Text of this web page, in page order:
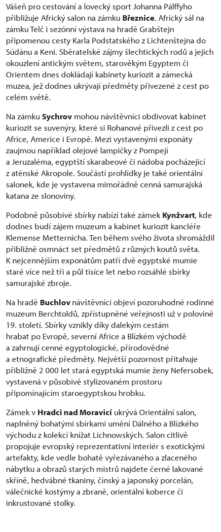
Vášeň pro cestování a lovecký sport Johanna Pálffyho
přibližuje Africký salon na zámku Březnice. Africký sál na
zámku Telč i sezónní výstava na hradě Grabštejn
připomenou cesty Karla Podstatského z Lichtenštejna do
Súdánu a Keni. Sběratelské zájmy šlechtických rodů a jejich
okouzlení antickým světem, starověkým Egyptem či
Orientem dnes dokládají kabinety kuriozit a zámecká
muzea, jež dodnes ukrývají předměty přivezené z cest po
celém světě.
Na zámkuSychrov mohou návštěvníci obdivovat kabinet
kuriozit se suvenýry, které si Rohanové přivezli z cest po
Africe, Americe i Evropě. Mezi vystavenými exponáty
zaujmou například olejové lampičky z Pompejí
a Jeruzaléma, egyptští skarabeové či nádoba pocházející
z aténské Akropole. Součástí prohlídky je také orientální
salonek, kde je vystavena mimořádně cenná samurajská
katana ze slonoviny.
Podobně působivé sbírky nabízí také zámek Kynžvart, kde
dodnes budí zájem muzeum a kabinet kuriozit kancléře
Klemense Metternicha. Ten během svého života shromáždil
přibližně osmnáct set předmětů z různých koutů světa.
K nejcennějším exponátům patří dvě egyptské mumie
staré více než tři a půl tisíce let nebo rozsáhlé sbírky
samurajské zbroje.
Na hradě Buchlovnávštěvníci objeví pozoruhodné rodinné
muzeum Berchtoldů, zpřístupněné veřejnosti už v polovině
19. století. Sbírky vznikly díky dalekým cestám
hrabat po Evropě, severní Africe a Blízkém východě
a zahrnují cenné egyptologické, přírodovědné
a etnografické předměty. Největší pozornost přitahuje
přibližně 2 000 let stará egyptská mumie ženy Nefersobek,
vystavená v působivě stylizovaném prostoru
připomínajícím staroegyptskou hrobku.
Zámek v Hradci nad Moravicí ukrývá Orientální salon,
naplněný bohatými sbírkami umění Dálného a Blízkého
východu z kolekcí knížat Lichnowských. Salon citlivě
propojuje evropský reprezentativní interiér s exotickými
artefakty, kde vedle bohatě vyřezávaného a zlaceného
nábytku a obrazů starých mistrů najdete černé lakované
skříně, hedvábné tkaniny, čínský a japonský porcelán,
válečnické kostýmy a zbraně, orientální koberce či
inkrustované stolky.